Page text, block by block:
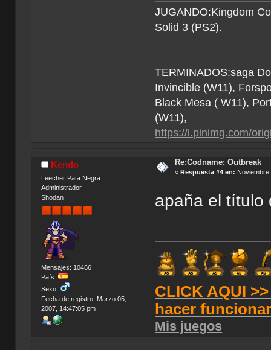
JUGANDO:Kingdom
Solid 3 (PS2).
TERMINADOS:saga
Invincible (W11),
Black Mesa ( W11),
(W11),
https://i.pinimg.com/
Kendo
Leecher Pata Negra
Administrador
Shodan
Mensajes: 10466
País:
Sexo:
Fecha de registro: Marzo 05,
2007, 14:47:05 pm
Re:Codname: Outbreak
« Respuesta #4 en: Noviembre
apaña el
CLICK AQUI
hacer
Mis juegos